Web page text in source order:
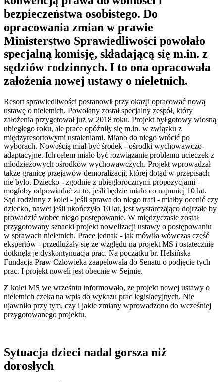
bezpieczeństwa osobistego. Do
opracowania zmian w prawie
Ministerstwo Sprawiedliwości powołało
specjalną komisję, składającą się m.in. z
sędziów rodzinnych. I to ona opracowała
założenia nowej ustawy o nieletnich.
Resort sprawiedliwości postanowił przy okazji opracować nową
ustawę o nieletnich. Powołany został specjalny zespół, który
założenia przygotował już w 2018 roku. Projekt był gotowy wiosną
ubiegłego roku, ale prace opóźniły się m.in. w związku z
międzyresortowymi ustaleniami. Miano do niego wrócić po
wyborach. Nowością miał być środek - ośrodki wychowawczo-
adaptacyjne. Ich celem miało być rozwiązanie problemu ucieczek z
młodzieżowych ośrodków wychowawczych. Projekt wprowadzał
także granicę przejawów demoralizacji, której dotąd w przepisach
nie było. Dziecko - zgodnie z ubiegłorocznymi propozycjami -
mogłoby odpowiadać za to, jeśli będzie miało co najmniej 10 lat.
Sąd rodzinny z kolei - jeśli sprawa do niego trafi - miałby ocenić czy
dziecko, nawet jeśli ukończyło 10 lat, jest wystarczająco dojrzałe by
prowadzić wobec niego postępowanie. W międzyczasie został
przygotowany senacki projekt nowelizacji ustawy o postępowaniu
w sprawach nieletnich. Prace jednak - jak mówiła wówczas część
ekspertów - przedłużały się ze względu na projekt MS i ostatecznie
dotknęła je dyskontynuacja prac. Na początku br. Helsińska
Fundacja Praw Człowieka zaapelowała do Senatu o podjęcie tych
prac. I projekt noweli jest obecnie w Sejmie.
Z kolei MS we wrześniu informowało, że projekt nowej ustawy o
nieletnich czeka na wpis do wykazu prac legislacyjnych. Nie
ujawniło przy tym, czy i jakie zmiany wprowadzono do wcześniej
przygotowanego projektu.
Sytuacja dzieci nadal gorsza niż
dorosłych